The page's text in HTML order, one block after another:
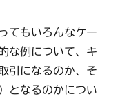
てもいろんなケー
な例について、キ
引になるのか、そ
となるのかについ